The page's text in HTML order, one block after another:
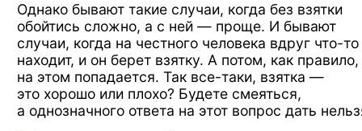
Однако бывают такие случаи, когда без взятки
обойтись сложно, а с ней — проще. И бывают
случаи, когда на честного человека вдруг что-то
находит, и он берет взятку. А потом, как правило,
на этом попадается. Так все-таки, взятка —
это хорошо или плохо? Будете смеяться,
а однозначного ответа на этот вопрос дать